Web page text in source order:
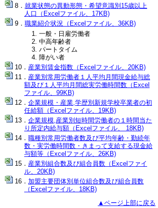
就業状態の異動形態・希望意識別15歳以上
人口（Excelファイル、17KB)
職業紹介状況（Excelファイル、36KB)
一般・日雇労働者
中高年齢者
パートタイム
障がい者
産業別賃金指数（Excelファイル、20KB)
産業別常用労働者１人平均月間現金給与総
額及び１人平均月間総実労働時間数（Excel
ファイル、99KB)
企業規模・産業,学歴別新規学校卒業者の初
任給額（Excelファイル、19KB)
企業規模,産業別短時間労働者の１時間当た
り所定内給与額（Excelファイル、 18KB)
職種別常用労働者数及び平均年齢・勤続年
数・実労働時間数・きまって支給する現金給
与額等（Excelファイル、26KB)
産業別組合数及び組合員数（Excelファイ
ル、20KB)
加盟主要団体別単位組合数及び組合員数
（Excelファイル、18KB)
▲ページ上部に戻る